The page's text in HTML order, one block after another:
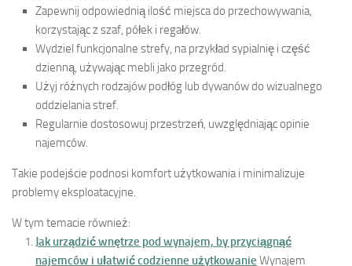
Zapewnij odpowiednią ilość miejsca do przechowywania,
korzystając z szaf, półek i regałów.
Wydziel funkcjonalne strefy, na przykład sypialnię i część
dzienną, używając mebli jako przegród.
Użyj różnych rodzajów podłóg lub dywanów do wizualnego
oddzielania stref.
Regularnie dostosowuj przestrzeń, uwzględniając opinie
najemców.
Takie podejście podnosi komfort użytkowania i minimalizuje
problemy eksploatacyjne.
W tym temacie również:
Jak urządzić wnętrze pod wynajem, by przyciągnąć
najemców i ułatwić codzienne użytkowanie Wynajem